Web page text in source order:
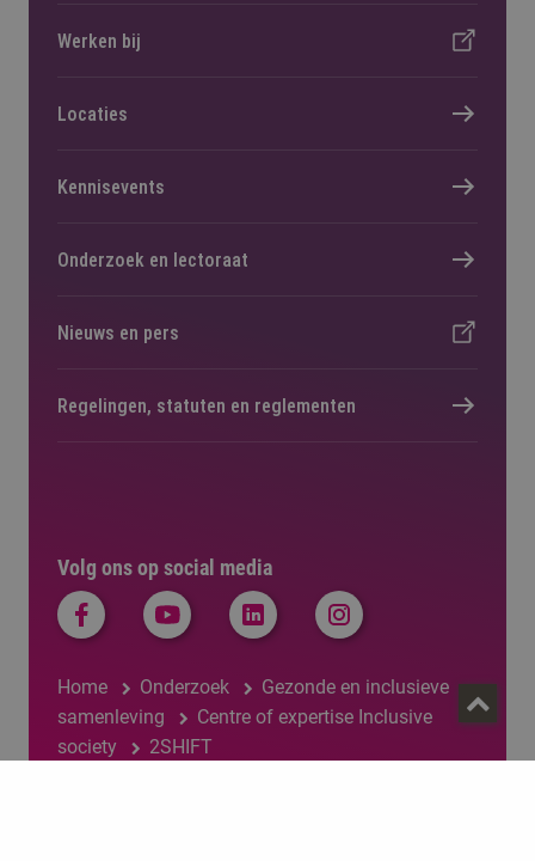
Volg ons op social media
Home Onderzoek
Gezonde en inclusieve
samenleving
Centre of expertise Inclusive
society
2SHIFT
Werken bij
Locaties
Kennisevents
Onderzoek en lectoraat
Nieuws en pers
Regelingen, statuten en reglementen